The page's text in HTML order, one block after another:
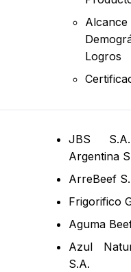
Alcance
Logros
JBS
Argentina
ArreBeef
Frigorifico
Aguma
Azul
S.A.